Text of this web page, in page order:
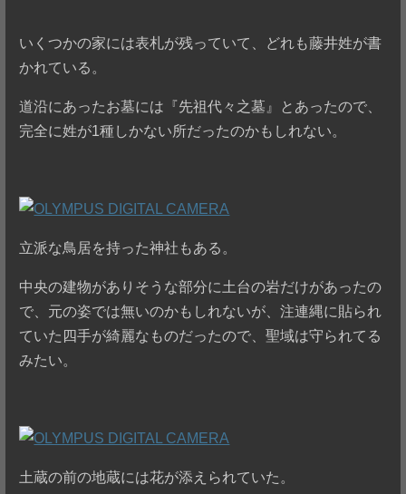
いくつかの家には表札が残っていて、どれも藤井姓が書
かれている。
道沿にあったお墓には『先祖代々之墓』とあったので、
完全に姓が1種しかない所だったのかもしれない。
立派な鳥居を持った神社もある。
中央の建物がありそうな部分に土台の岩だけがあったの
で、元の姿では無いのかもしれないが、注連縄に貼られ
ていた四手が綺麗なものだったので、聖域は守られてる
みたい。
土蔵の前の地蔵には花が添えられていた。